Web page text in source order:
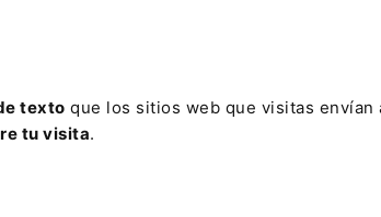
texto que los sitios web que visitas
tu visita.